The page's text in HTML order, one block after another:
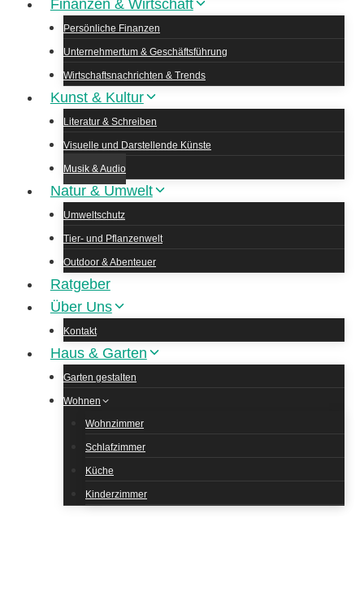
Finanzen & Wirtschaft
Persönliche Finanzen
Unternehmertum & Geschäftsführung
Wirtschaftsnachrichten & Trends
Kunst & Kultur
Literatur & Schreiben
Visuelle und Darstellende Künste
Musik & Audio
Natur & Umwelt
Umweltschutz
Tier- und Pflanzenwelt
Outdoor & Abenteuer
Ratgeber
Über Uns
Kontakt
Haus & Garten
Garten gestalten
Wohnen
Wohnzimmer
Schlafzimmer
Küche
Kinderzimmer